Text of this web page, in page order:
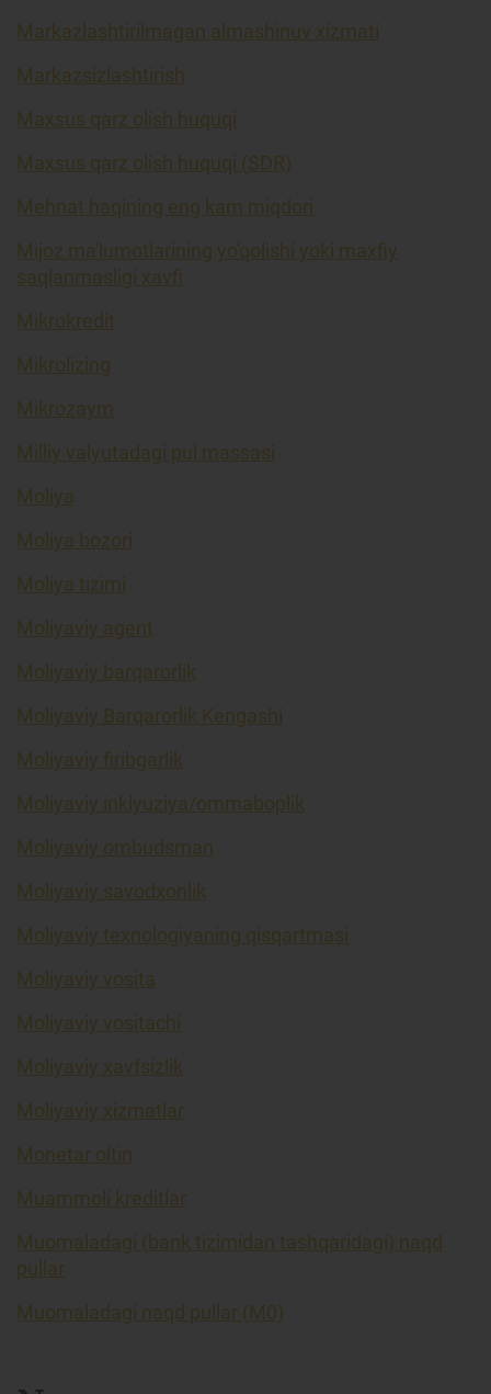
Markazlashtirilmagan almashinuv xizmati
Markazsizlashtirish
Maxsus qarz olish huquqi
Maxsus qarz olish huquqi (SDR)
Mehnat haqining eng kam miqdori
Mijoz ma'lumotlarining yo'qolishi yoki maxfiy
saqlanmasligi xavfi
Mikrokredit
Mikrolizing
Mikrozaym
Milliy valyutadagi pul massasi
Moliya
Moliya bozori
Moliya tizimi
Moliyaviy agent
Moliyaviy barqarorlik
Moliyaviy Barqarorlik Kengashi
Moliyaviy firibgarlik
Moliyaviy inklyuziya/ommaboplik
Moliyaviy ombudsman
Moliyaviy savodxonlik
Moliyaviy texnologiyaning qisqartmasi
Moliyaviy vosita
Moliyaviy vositachi
Moliyaviy xavfsizlik
Moliyaviy xizmatlar
Monetar oltin
Muammoli kreditlar
Muomaladagi (bank tizimidan tashqaridagi) naqd
pullar
Muomaladagi naqd pullar (M0)